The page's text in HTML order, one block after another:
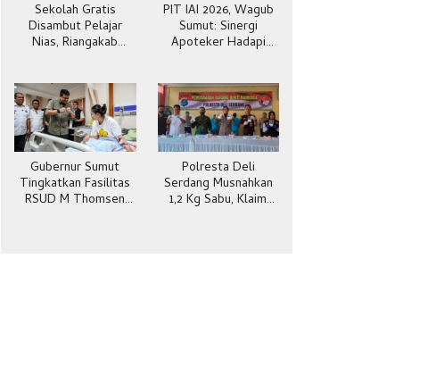
Sekolah Gratis
Disambut Pelajar
Nias, Riangakab
PIT IAI 2026, Wagub
Sumut: Sinergi
Apoteker Hadapi
Gubernur Sumut
Tingkatkan Fasilitas
RSUD M Thomsen
Polresta Deli
Serdang Musnahkan
1,2 Kg Sabu, Klaim